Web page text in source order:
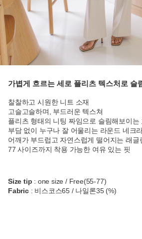
가볍게 흐르는 세로 플리츠 텍스처로 슬
찰찰하고 시원한 니트 소재
고슬고슬하며, 부드러운 텍스쳐
플리츠 형태의 니팅 짜임으로 슬림해보이는
부담 없이 누구나 잘 어울리는 라운드 네크
어깨가 부드럽고 자연스럽게 떨어지는 래글
77 사이즈까지 착용 가능한 여유 있는 핏
Size tip : one size / Free(55-77)
Fabric: 비스코스65 / 나일론35 (%)